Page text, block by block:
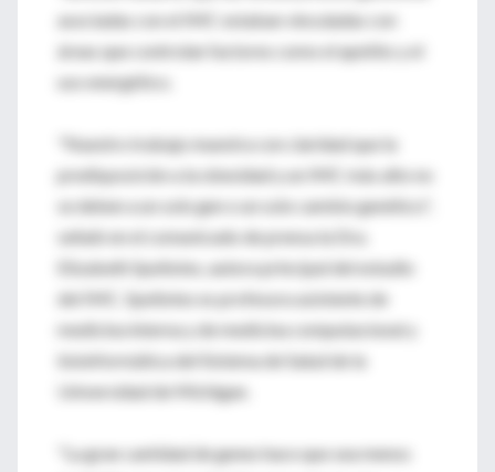
asociadas con el IMC estaban vinculadas con
áreas que controlan factores como el apetito y el
uso energético.
"Nuestro trabajo muestra con claridad que la
predisposición a la obesidad y un IMC más alto no
se deben a un solo gen o un solo cambio genético",
señaló en el comunicado de prensa la Dra.
Elizabeth Speliotes, autora principal del estudio
del IMC. Speliotes es profesora asistente de
medicina interna y de medicina computacional y
bioinformática del Sistema de Salud de la
Universidad de Michigan.
"La gran cantidad de genes hace que sea menos